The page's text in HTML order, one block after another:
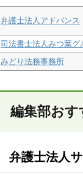
弁護士法人アドバンス
司法書士法人みつ葉グ
みどり法務事務所
編集部おす
弁護士法人